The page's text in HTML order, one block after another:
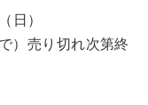
日）
）売り切れ次第終